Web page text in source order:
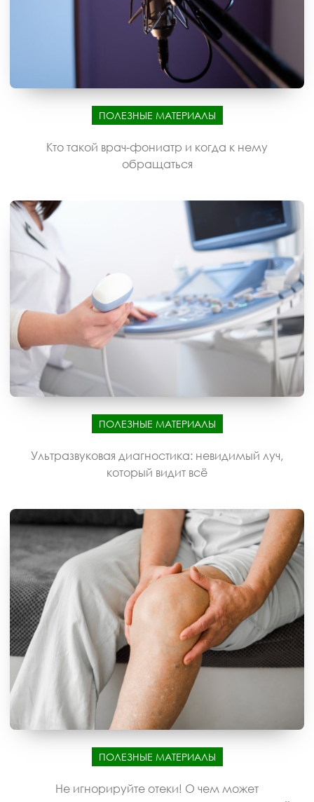
ПОЛЕЗНЫЕ МАТЕРИАЛЫ
Кто такой врач-фониатр и когда к нему
обращаться
ПОЛЕЗНЫЕ МАТЕРИАЛЫ
Ультразвуковая диагностика: невидимый луч,
который видит всё
ПОЛЕЗНЫЕ МАТЕРИАЛЫ
Не игнорируйте отеки! О чем может